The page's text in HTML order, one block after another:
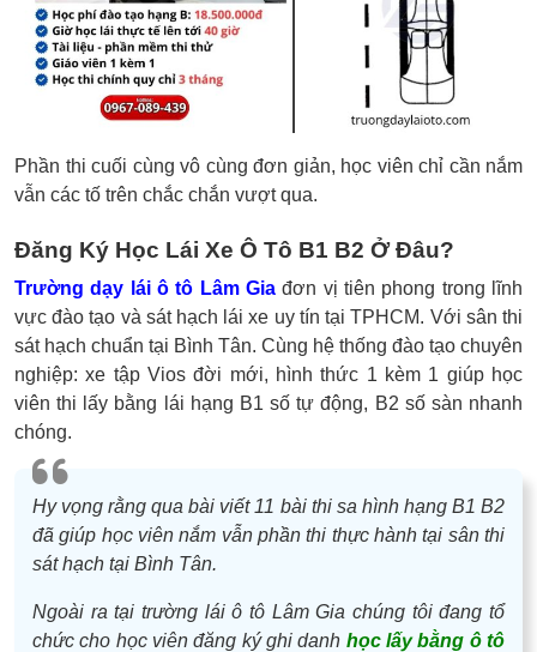
Phần thi cuối cùng vô cùng đơn giản, học viên chỉ cần nắm
vẫn các tố trên chắc chắn vượt qua.
Đăng Ký Học Lái Xe Ô Tô B1 B2 Ở Đâu?
Trường dạy lái ô tô Lâm Gia đơn vị tiên phong trong lĩnh
vực đào tạo và sát hạch lái xe uy tín tại TPHCM. Với sân thi
sát hạch chuẩn tại Bình Tân. Cùng hệ thống đào tạo chuyên
nghiệp: xe tập Vios đời mới, hình thức 1 kèm 1 giúp học
viên thi lấy bằng lái hạng B1 số tự động, B2 số sàn nhanh
chóng.
Hy vọng rằng qua bài viết 11 bài thi sa hình hạng B1 B2
đã giúp học viên nắm vẫn phần thi thực hành tại sân thi
sát hạch tại Bình Tân.
Ngoài ra tại trường lái ô tô Lâm Gia chúng tôi đang tổ
chức cho học viên đăng ký ghi danh học lấy bằng ô tô